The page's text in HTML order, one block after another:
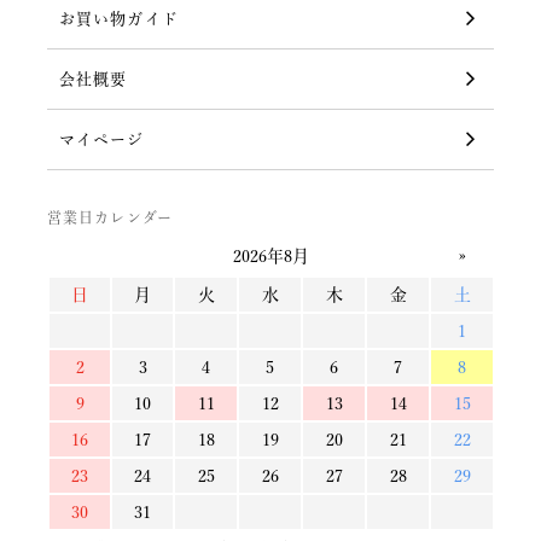
お買い物ガイド
会社概要
マイページ
営業日カレンダー